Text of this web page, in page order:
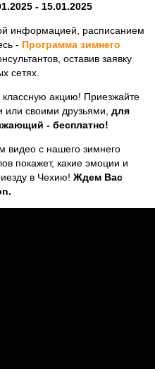
- 15.01.2025
информацией, расписанием
- Программа зимнего
оставив заявку
сетях.
акцию! Приезжайте
или своими друзьями, для
- бесплатно!
видео с нашего зимнего
покажет, какие эмоции и
в Чехию! Ждем Вас